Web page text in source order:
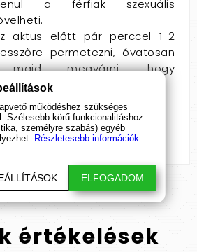
a férfiak szexuális
aktus előtt pár perccel 1-2
permetezni, óvatosan
majd megvárni, hogy
értékelések
működéshez szükséges
Szélesebb körű funkcionalitáshoz
személyre szabás) egyéb
Részletesebb információk.
ELFOGADOM